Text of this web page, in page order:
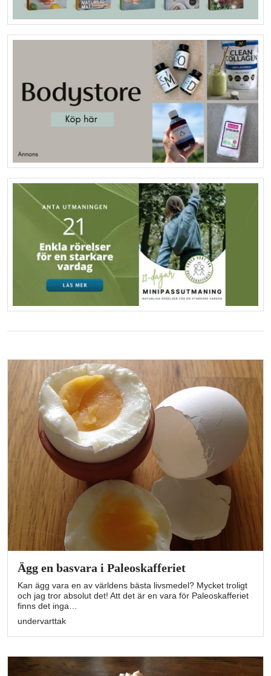
Ägg en basvara i Paleoskafferiet
Kan ägg vara en av världens bästa livsmedel? Mycket troligt
och jag tror absolut det! Att det är en vara för Paleoskafferiet
finns det inga…
undervarttak